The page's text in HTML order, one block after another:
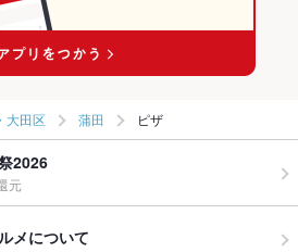
大田区 蒲田 ピザ
2026
元
メについて